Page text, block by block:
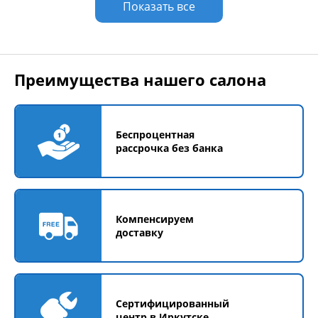
Показать все
Преимущества нашего салона
Беспроцентная
рассрочка без банка
Компенсируем
доставку
Сертифицированный